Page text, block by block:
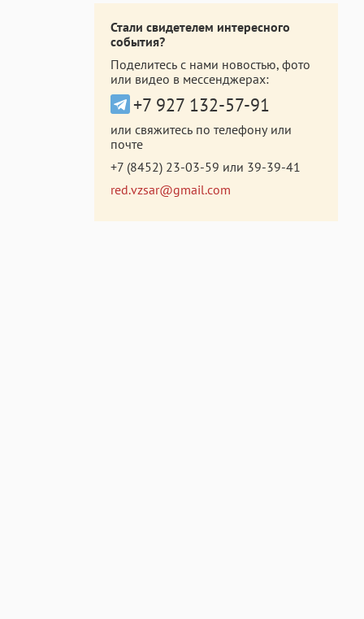
Стали свидетелем интересного
события?
Поделитесь с нами новостью, фото
или видео в мессенджерах:
+7 927 132-57-91
или свяжитесь по телефону или
почте
+7 (8452) 23-03-59 или 39-39-41
red.vzsar@gmail.com